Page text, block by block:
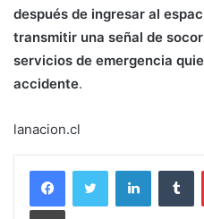
después de ingresar al
transmitir una señal de
servicios de emergencia
accidente.
lanacion.cl
LinkedIn
Imprimir